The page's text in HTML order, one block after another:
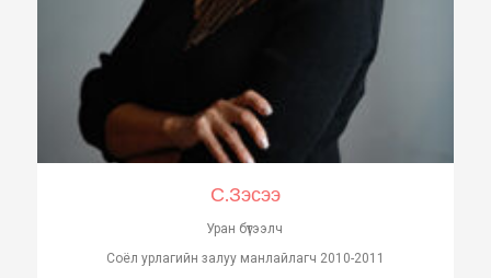
С.Зэсээ
Уран бүтээлч
Соёл урлагийн залуу манлайлагч 2010-2011